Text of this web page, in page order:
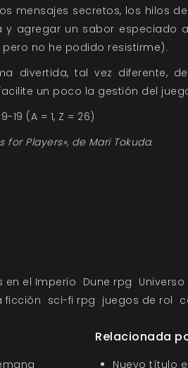
mensajes secretos, los hilos
y agregar un sabor especiado
pero no he podido resistirme).
divertida, tal vez diferente,
un poco la gestión del
19 (A = 1, Z = 26)
for Players», de Mari Tokuda.
en el Imperio Dune rpg Universo
ficción sci-fi rpg juegos de rol
Relacionada
Nuevo título